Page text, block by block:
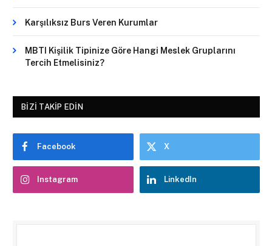
Karşılıksız Burs Veren Kurumlar
MBTI Kişilik Tipinize Göre Hangi Meslek Gruplarını
Tercih Etmelisiniz?
BIZI TAKIP EDIN
Facebook X
Instagram LinkedIn